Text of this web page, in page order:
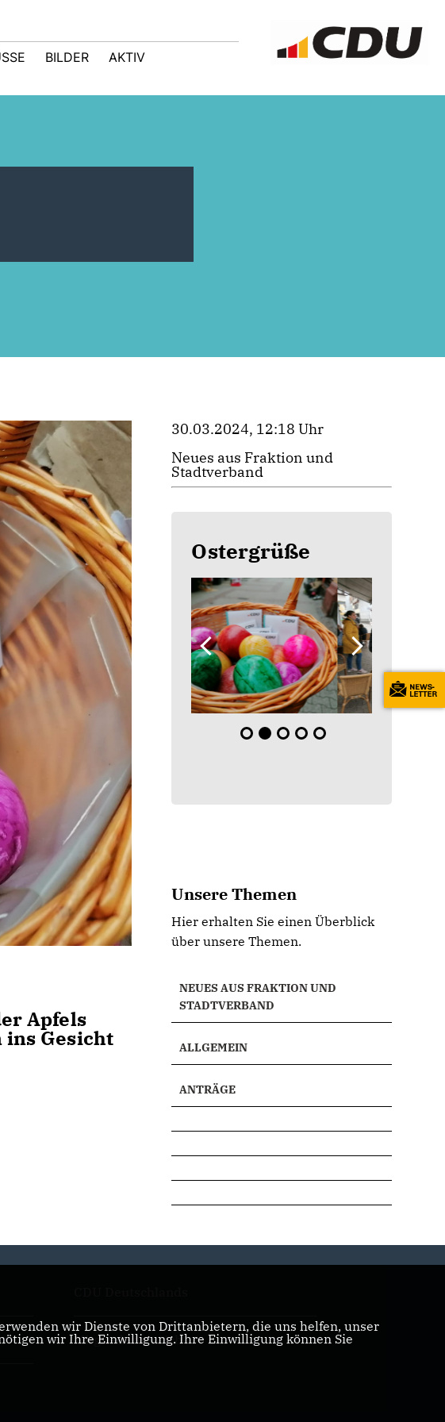
BILDER AKTIV
Apfels
Gesicht
30.03.2024, 12:18 Uhr
Neues aus Fraktion und
Stadtverband
Ostergrüße
Unsere Themen
Hier erhalten Sie einen Überblick
über unsere Themen.
NEUES AUS FRAKTION UND
STADTVERBAND
ALLGEMEIN
ANTRÄGE
Mitgliederbereich
wir Dienste von Drittanbietern, die uns helfen, unser
wir Ihre Einwilligung. Ihre Einwilligung können Sie